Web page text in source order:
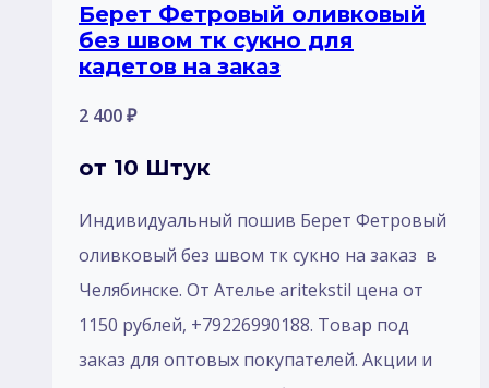
Берет Фетровый оливковый
без швом тк сукно для
кадетов на заказ
2 400₽
от 10 Штук
Индивидуальный пошив Берет Фетровый
оливковый без швом тк сукно на заказ в
Челябинске. От Ателье aritekstil цена от
1150 рублей, +79226990188. Товар под
заказ для оптовых покупателей. Акции и